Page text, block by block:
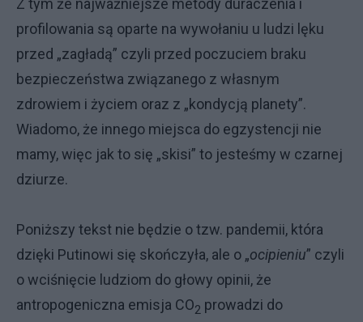
Z tym że najważniejsze metody duraczenia i
profilowania są oparte na wywołaniu u ludzi lęku
przed „zagładą” czyli przed poczuciem braku
bezpieczeństwa związanego z własnym
zdrowiem i życiem oraz z „kondycją planety”.
Wiadomo, że innego miejsca do egzystencji nie
mamy, więc jak to się „skisi” to jesteśmy w czarnej
dziurze.
Poniższy tekst nie będzie o tzw. pandemii, która
dzięki Putinowi się skończyła, ale o „ocipieniu” czyli
o wciśnięcie ludziom do głowy opinii, że
antropogeniczna emisja CO2 prowadzi do